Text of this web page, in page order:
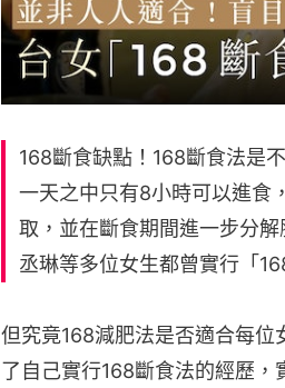
168斷食缺點！168斷食法是
一天之中只有8小時可以進食
取，並在斷食期間進一步分
丞琳等多位女生都曾實行「
但究竟168減肥法是否適合每位
了自己實行168斷食法的經歷，